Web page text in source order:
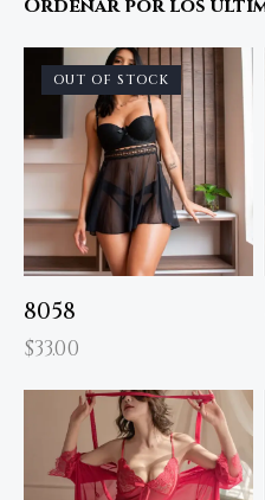
OUT OF STOCK
8058
$33.00